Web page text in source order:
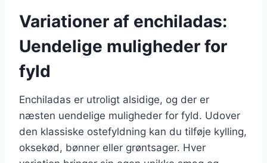
Variationer af enchiladas:
Uendelige muligheder for
fyld
Enchiladas er utroligt alsidige, og der er
næsten uendelige muligheder for fyld. Udover
den klassiske ostefyldning kan du tilføje kylling,
oksekød, bønner eller grøntsager. Hver